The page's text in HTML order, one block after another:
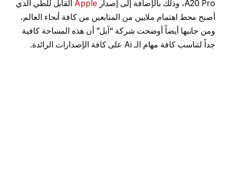
A20 Pro، وذلك بالإضافة إلى إصدار
Apple القابل للطي الذي
أصبح محط اهتمام ملايين من المتابعين من كافة أنحاء العالم،
ومن جانبها أيضاً أوضحت شركة “آبل” أن هذه المساحة كافية
جداً لتناسب كافة مهام الـ Ai على كافة الإصدارات الرائدة.